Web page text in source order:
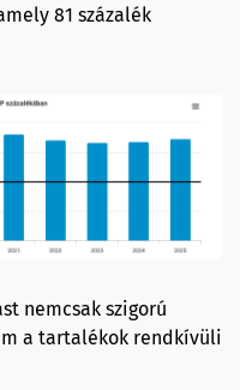
81 százalék
nemcsak szigorú
a tartalékok rendkívüli